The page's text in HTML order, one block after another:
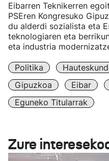
Eibarren Teknikerren
PSEren Kongresuko
du alderdi sozialista eta
teknologiaren eta
eta industria
Politika
Gipuzkoa
Eibar
Eguneko Titularrak
Zure